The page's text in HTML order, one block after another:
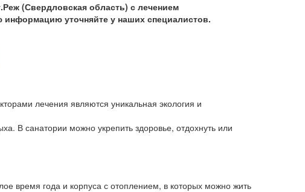
(Свердловская область) с лечением
информацию уточняйте у наших специалистов.
лечения являются уникальная экология и
В санатории можно укрепить здоровье, отдохнуть или
время года и корпуса с отоплением, в которых можно жить